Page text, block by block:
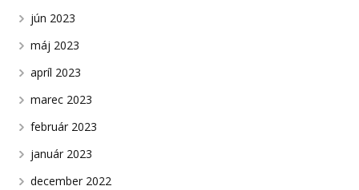
jún 2023
máj 2023
apríl 2023
marec 2023
február 2023
január 2023
december 2022